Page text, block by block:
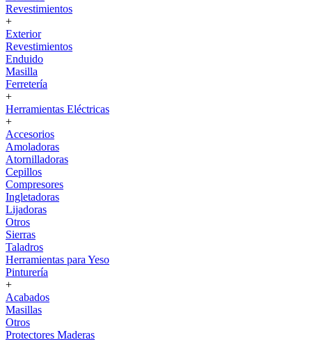
Revestimientos
+
Exterior
Revestimientos
Enduido
Masilla
Ferretería
+
Herramientas Eléctricas
+
Accesorios
Amoladoras
Atornilladoras
Cepillos
Compresores
Ingletadoras
Lijadoras
Otros
Sierras
Taladros
Herramientas para Yeso
Pinturería
+
Acabados
Masillas
Otros
Protectores Maderas